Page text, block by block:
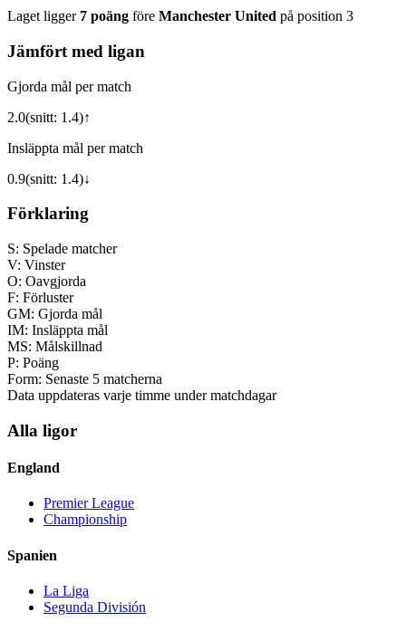
Laget ligger 7 poäng före Manchester United på position 3
Jämfört med ligan
Gjorda mål per match
2.0(snitt: 1.4)↑
Insläppta mål per match
0.9(snitt: 1.4)↓
Förklaring
S: Spelade matcher
V: Vinster
O: Oavgjorda
F: Förluster
GM: Gjorda mål
IM: Insläppta mål
MS: Målskillnad
P: Poäng
Form: Senaste 5 matcherna
Data uppdateras varje timme under matchdagar
Alla ligor
England
Premier League
Championship
Spanien
La Liga
Segunda División